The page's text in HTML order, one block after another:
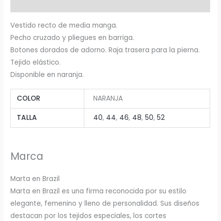
Vestido recto de media manga.
Pecho cruzado y pliegues en barriga.
Botones dorados de adorno. Raja trasera para la pierna.
Tejido elástico.
Disponible en naranja.
COLOR NARANJA
TALLA 40, 44, 46, 48,50,52
Marca
Marta en Brazil
Marta en Brazil es una firma reconocida por su estilo
elegante, femenino y lleno de personalidad. Sus diseños
destacan por los tejidos especiales, los cortes